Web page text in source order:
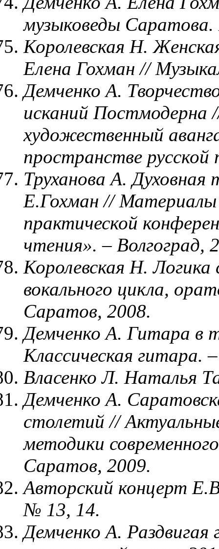
музыковеды
Королевская Н.
Елена Гохман //
Демченко А.
исканий Постмодерна
художественный
пространстве
Труханова А.
Е.Гохман //
практической
чтения». – Волгоград,
Королевская Н.
вокального цикла,
Саратов, 2008.
Демченко А. Гитара в
Классическая гитара.
Власенко Л. Наталья
Демченко А.
столетий //
методики
Саратов, 2009.
Авторский концерт
№ 13, 14.
Демченко А.